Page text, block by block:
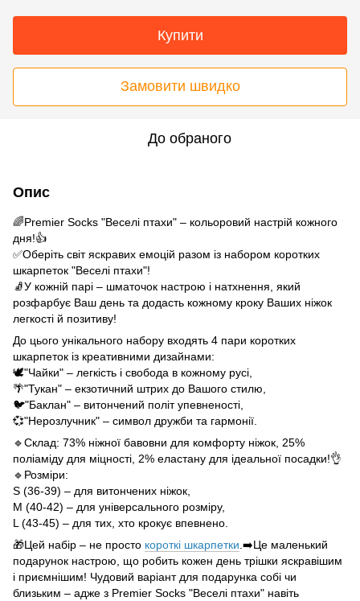
Купити
Замовити швидко
До обраного
Опис
🌈Premier Socks "Веселі птахи" – кольоровий настрій кожного
дня!👍
✅Оберіть світ яскравих емоцій разом із набором коротких
шкарпеток "Веселі птахи"!
🧦У кожній парі – шматочок настрою і натхнення, який
розфарбує Ваш день та додасть кожному кроку Ваших ніжок
легкості й позитиву!
До цього унікального набору входять 4 пари коротких
шкарпеток із креативними дизайнами:
🕊"Чайки" – легкість і свобода в кожному русі,
🌴"Тукан" – екзотичний штрих до Вашого стилю,
🐦"Баклан" – витончений політ упевненості,
💞"Нерозлучник" – символ дружби та гармонії.
🔹Склад: 73% ніжної бавовни для комфорту ніжок, 25%
поліаміду для міцності, 2% еластану для ідеальної посадки!👌
🔹Розміри:
S (36-39) – для витончених ніжок,
M (40-42) – для універсального розміру,
L (43-45) – для тих, хто крокує впевнено.
🎁Цей набір – не просто короткі шкарпетки .➡️Це маленький
подарунок настрою, що робить кожен день трішки яскравішим
і приємнішим! Чудовий варіант для подарунка собі чи
близьким – адже з Premier Socks "Веселі птахи" навіть